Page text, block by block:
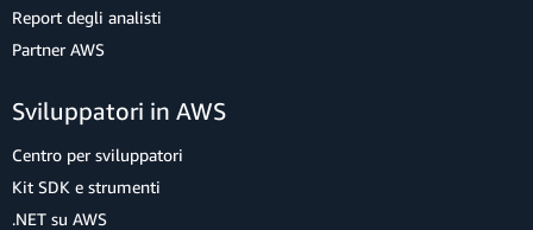
Report degli analisti
Partner AWS
Sviluppatori in AWS
Centro per sviluppatori
Kit SDK e strumenti
.NET su AWS